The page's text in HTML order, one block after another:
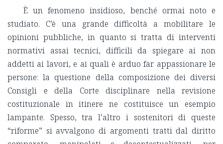
È un fenomeno insidioso, benché ormai noto e
studiato. C’è una grande difficoltà a mobilitare le
opinioni pubbliche, in quanto si tratta di interventi
normativi assai tecnici, difficili da spiegare ai non
addetti ai lavori, e ai quali è arduo far appassionare le
persone: la questione della composizione dei diversi
Consigli e della Corte disciplinare nella revisione
costituzionale in itinere ne costituisce un esempio
lampante. Spesso, tra l’altro i sostenitori di queste
“riforme” si avvalgono di argomenti tratti dal diritto